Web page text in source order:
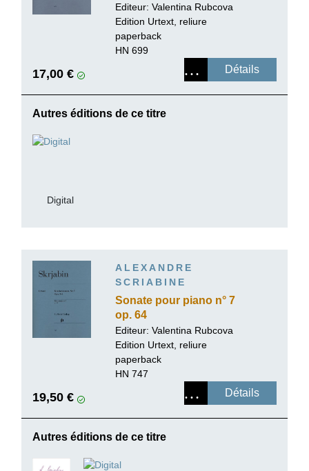
Editeur: Valentina Rubcova
Edition Urtext, reliure
paperback
HN 699
17,00 € Détails
Autres éditions de ce titre
Digital
ALEXANDRE
SCRIABINE
Sonate pour piano n° 7
op. 64
Editeur: Valentina Rubcova
Edition Urtext, reliure
paperback
HN 747
19,50 € Détails
Autres éditions de ce titre